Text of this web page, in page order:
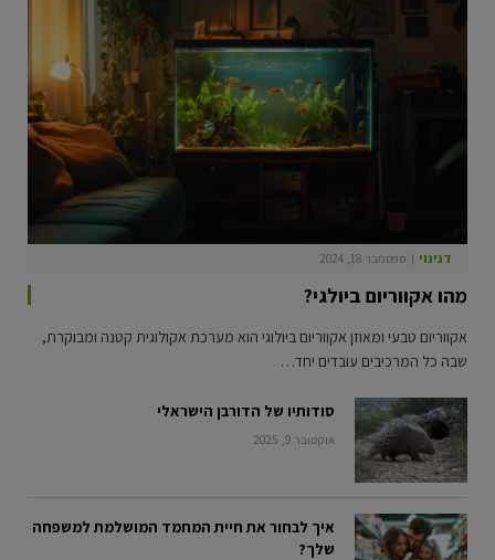
דגי נוי ספטמבר 18, 2024
מהו אקווריום ביולגי?
אקווריום טבעי ומאוזן אקווריום ביולוגי הוא מערכת אקולוגית קטנה ומבוקרת,
שבה כל המרכיבים עובדים יחד…
סודותיו של הדורבן הישראלי
אוקטובר 9, 2025
איך לבחור את חיית המחמד המושלמת למשפחה
שלך?